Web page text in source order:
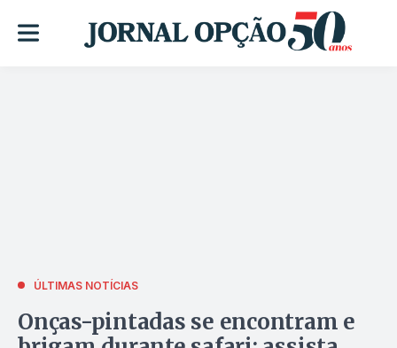
ÚLTIMAS NOTÍCIAS
Onças-pintadas se encontram e